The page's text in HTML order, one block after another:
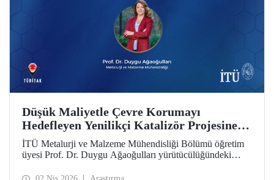
Düşük Maliyetle Çevre Korumayı
Hedefleyen Yenilikçi Katalizör Projesine
TÜBİTAK İkili İş Birliği Programı Desteği
İTÜ Metalurji ve Malzeme Mühendisliği Bölümü öğretim
üyesi Prof. Dr. Duygu Ağaoğulları yürütücülüğündeki
Akademisi (BAS) ile İkili İşbirliği Programı” kapsamında